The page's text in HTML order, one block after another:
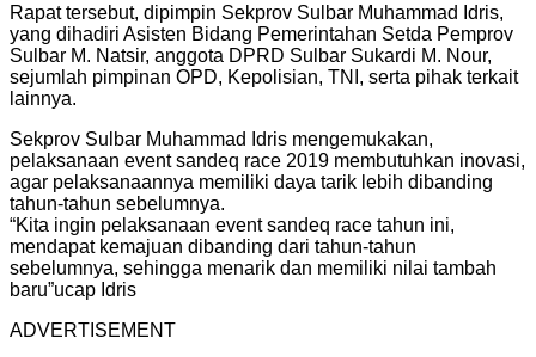
Rapat tersebut, dipimpin Sekprov Sulbar Muhammad Idris,
yang dihadiri Asisten Bidang Pemerintahan Setda Pemprov
Sulbar M. Natsir, anggota DPRD Sulbar Sukardi M. Nour,
sejumlah pimpinan OPD, Kepolisian, TNI, serta pihak terkait
lainnya.
Sekprov Sulbar Muhammad Idris mengemukakan,
pelaksanaan event sandeq race 2019 membutuhkan inovasi,
agar pelaksanaannya memiliki daya tarik lebih dibanding
tahun-tahun sebelumnya.
“Kita ingin pelaksanaan event sandeq race tahun ini,
mendapat kemajuan dibanding dari tahun-tahun
sebelumnya, sehingga menarik dan memiliki nilai tambah
baru”ucap Idris
ADVERTISEMENT